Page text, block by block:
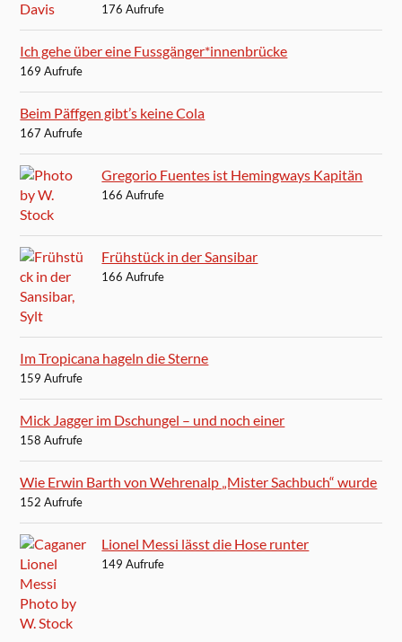
176 Aufrufe
Ich gehe über eine Fussgänger*innenbrücke
169 Aufrufe
Beim Päffgen gibt’s keine Cola
167 Aufrufe
Gregorio Fuentes ist Hemingways Kapitän
166 Aufrufe
Frühstück in der Sansibar
166 Aufrufe
Im Tropicana hageln die Sterne
159 Aufrufe
Mick Jagger im Dschungel – und noch einer
158 Aufrufe
Wie Erwin Barth von Wehrenalp „Mister Sachbuch“ wurde
152 Aufrufe
Lionel Messi lässt die Hose runter
149 Aufrufe